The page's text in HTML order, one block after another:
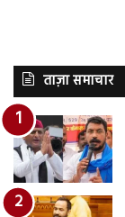
ताज़ा समाचार